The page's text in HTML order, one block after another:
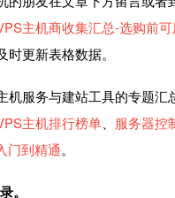
主机商收集汇总-选购前
时更新表格数据。
机服务与建站工具的专题汇
主机排行榜单 服务器控
门到精通。
。